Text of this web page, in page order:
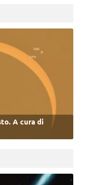
A cura di